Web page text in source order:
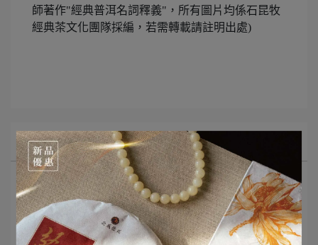
師著作"經典普洱名詞釋義"，所有圖片均係石昆牧
經典茶文化團隊採編，若需轉載請註明出處)
所有文章主題
最新消息
茶知識分享
影音分享